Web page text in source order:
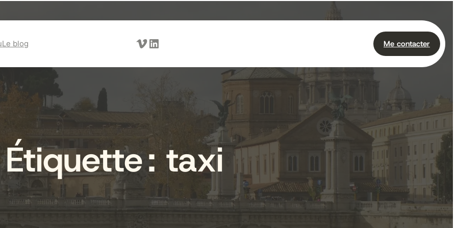
Le blog Vimeo LinkedIn Me contacter
Étiquette :taxi